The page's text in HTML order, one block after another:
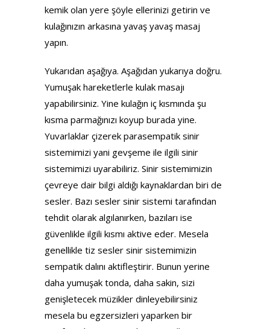
kemik olan yere şöyle ellerinizi getirin ve
kulağınızın arkasına yavaş yavaş masaj
yapın.
Yukarıdan aşağıya. Aşağıdan yukarıya doğru.
Yumuşak hareketlerle kulak masajı
yapabilirsiniz. Yine kulağın iç kısmında şu
kısma parmağınızı koyup burada yine.
Yuvarlaklar çizerek parasempatik sinir
sistemimizi yani gevşeme ile ilgili sinir
sistemimizi uyarabiliriz. Sinir sistemimizin
çevreye dair bilgi aldığı kaynaklardan biri de
sesler. Bazı sesler sinir sistemi tarafından
tehdit olarak algılanırken, bazıları ise
güvenlikle ilgili kısmı aktive eder. Mesela
genellikle tiz sesler sinir sistemimizin
sempatik dalını aktifleştirir. Bunun yerine
daha yumuşak tonda, daha sakin, sizi
genişletecek müzikler dinleyebilirsiniz
mesela bu egzersizleri yaparken bir